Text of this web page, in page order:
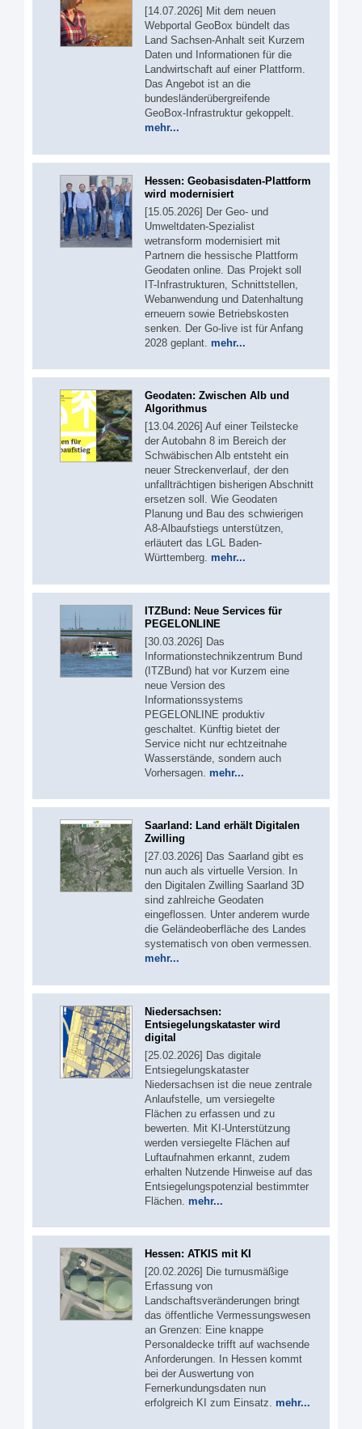
[14.07.2026] Mit dem neuen
Webportal GeoBox bündelt das
Land Sachsen-Anhalt seit Kurzem
Daten und Informationen für die
Landwirtschaft auf einer Plattform.
Das Angebot ist an die
bundesländerübergreifende
GeoBox-Infrastruktur gekoppelt.
mehr...
Hessen: Geobasisdaten-Plattform
wird modernisiert
[15.05.2026] Der Geo- und
Umweltdaten-Spezialist
wetransform modernisiert mit
Partnern die hessische Plattform
Geodaten online. Das Projekt soll
IT-Infrastrukturen, Schnittstellen,
Webanwendung und Datenhaltung
erneuern sowie Betriebskosten
senken. Der Go-live ist für Anfang
2028 geplant. mehr...
Geodaten: Zwischen Alb und
Algorithmus
[13.04.2026] Auf einer Teilstecke
der Autobahn 8 im Bereich der
Schwäbischen Alb entsteht ein
neuer Streckenverlauf, der den
unfallträchtigen bisherigen Abschnitt
ersetzen soll. Wie Geodaten
Planung und Bau des schwierigen
A8-Albaufstiegs unterstützen,
erläutert das LGL Baden-
Württemberg. mehr...
ITZBund: Neue Services für
PEGELONLINE
[30.03.2026] Das
Informationstechnikzentrum Bund
(ITZBund) hat vor Kurzem eine
neue Version des
Informationssystems
PEGELONLINE produktiv
geschaltet. Künftig bietet der
Service nicht nur echtzeitnahe
Wasserstände, sondern auch
Vorhersagen. mehr...
Saarland: Land erhält Digitalen
Zwilling
[27.03.2026] Das Saarland gibt es
nun auch als virtuelle Version. In
den Digitalen Zwilling Saarland 3D
sind zahlreiche Geodaten
eingeflossen. Unter anderem wurde
die Geländeoberfläche des Landes
systematisch von oben vermessen.
mehr...
Niedersachsen:
Entsiegelungskataster wird
digital
[25.02.2026] Das digitale
Entsiegelungskataster
Niedersachsen ist die neue zentrale
Anlaufstelle, um versiegelte
Flächen zu erfassen und zu
bewerten. Mit KI-Unterstützung
werden versiegelte Flächen auf
Luftaufnahmen erkannt, zudem
erhalten Nutzende Hinweise auf das
Entsiegelungspotenzial bestimmter
Flächen. mehr...
Hessen: ATKIS mit KI
[20.02.2026] Die turnusmäßige
Erfassung von
Landschaftsveränderungen bringt
das öffentliche Vermessungswesen
an Grenzen: Eine knappe
Personaldecke trifft auf wachsende
Anforderungen. In Hessen kommt
bei der Auswertung von
Fernerkundungsdaten nun
erfolgreich KI zum Einsatz. mehr...